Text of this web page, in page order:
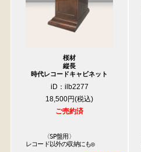
桜材
縦長
時代レコードキャビネット
iD：ilb2277
18,500円
ご売約済
〈SP盤用〉
レコード以外の収納にも◎